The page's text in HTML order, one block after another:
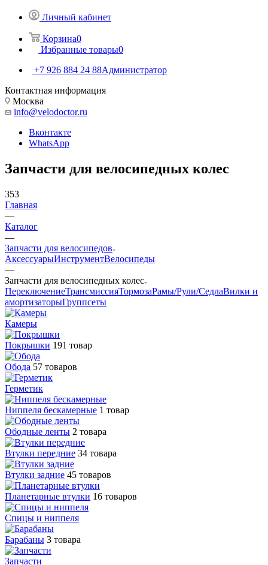
Личный кабинет
Корзина0
Избранные товары0
+7 926 884 24 88Администратор
Контактная информация
Москва
info@velodoctor.ru
Вконтакте
WhatsApp
Запчасти для велосипедных колес
353
Главная
—
Каталог
—
Запчасти для велосипедов
АксессуарыИнструментВелосипеды
—
Запчасти для велосипедных колес
ПереключениеТрансмиссияТормозаРамы/Рули/СедлаВилки и
амортизаторыГруппсеты
Камеры
Покрышки 191 товар
Обода 57 товаров
Герметик
Ниппеля бескамерные 1 товар
Ободные ленты 2 товара
Втулки передние 34 товара
Втулки задние 45 товаров
Планетарные втулки 16 товаров
Спицы и ниппеля
Барабаны 3 товара
Запчасти